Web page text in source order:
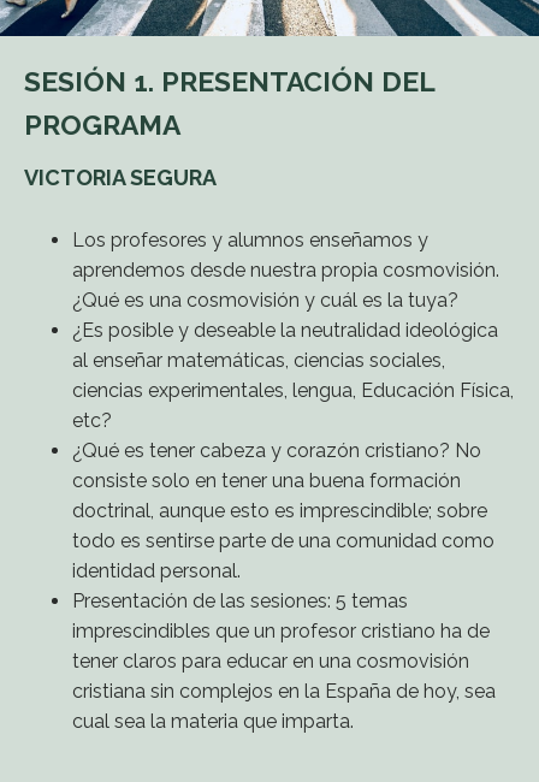
SESIÓN 1. PRESENTACIÓN DEL
PROGRAMA
VICTORIA SEGURA
Los profesores y alumnos enseñamos y
aprendemos desde nuestra propia cosmovisión.
¿Qué es una cosmovisión y cuál es la tuya?
¿Es posible y deseable la neutralidad ideológica
al enseñar matemáticas, ciencias sociales,
ciencias experimentales, lengua, Educación Física,
etc?
¿Qué es tener cabeza y corazón cristiano? No
consiste solo en tener una buena formación
doctrinal, aunque esto es imprescindible; sobre
todo es sentirse parte de una comunidad como
identidad personal.
Presentación de las sesiones: 5 temas
imprescindibles que un profesor cristiano ha de
tener claros para educar en una cosmovisión
cristiana sin complejos en la España de hoy, sea
cual sea la materia que imparta.